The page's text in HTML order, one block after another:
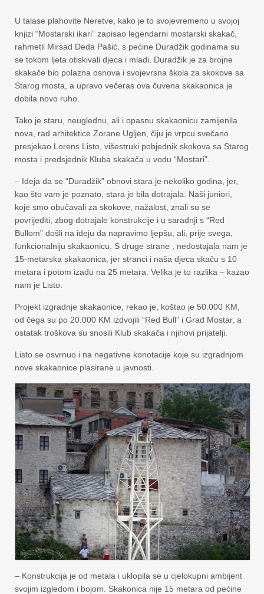
U talase plahovite Neretve, kako je to svojevremeno u svojoj
knjizi “Mostarski ikari” zapisao legendarni mostarski skakač,
rahmetli Mirsad Deda Pašić, s pećine Duradžik godinama su
se tokom ljeta otiskivali djeca i mladi. Duradžik je za brojne
skakače bio polazna osnova i svojevrsna škola za skokove sa
Starog mosta, a upravo večeras ova čuvena skakaonica je
dobila novo ruho.
Tako je staru, neuglednu, ali i opasnu skakaonicu zamijenila
nova, rad arhitektice Zorane Ugljen, čiju je vrpcu svečano
presjekao Lorens Listo, višestruki pobjednik skokova sa Starog
mosta i predsjednik Kluba skakača u vodu “Mostari”.
– Ideja da se “Duradžik” obnovi stara je nekoliko godina, jer,
kao što vam je poznato, stara je bila dotrajala. Naši juniori,
koje smo obučavali za skokove, nažalost, znali su se
povrijediti, zbog dotrajale konstrukcije i u saradnji s “Red
Bullom” došli na ideju da napravimo ljepšu, ali, prije svega,
funkcionalniju skakaonicu. S druge strane , nedostajala nam je
15-metarska skakaonica, jer stranci i naša djeca skaču s 10
metara i potom izađu na 25 metara. Velika je to razlika – kazao
nam je Listo.
Projekt izgradnje skakaonice, rekao je, koštao je 50.000 KM,
od čega su po 20.000 KM izdvojili “Red Bull” i Grad Mostar, a
ostatak troškova su snosili Klub skakača i njihovi prijatelji.
Listo se osvrnuo i na negativne konotacije koje su izgradnjom
nove skakaonice plasirane u javnosti.
– Konstrukcija je od metala i uklopila se u cjelokupni ambijent
svojim izgledom i bojom. Skakonica nije 15 metara od pećine